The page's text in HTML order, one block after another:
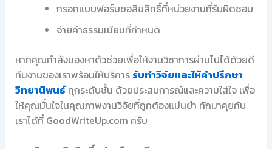
กรอกแบบฟอร์มขอลิขสิทธิ์ที่หน่วยงานที่รับผิดชอบ
จ่ายค่าธรรมเนียมที่กำหนด
หากคุณกำลังมองหาตัวช่วยเพื่อให้งานวิชาการผ่านไปได้ด้วยดี
ทีมงานของเราพร้อมให้บริการ รับทำวิจัยและให้คำปรึกษา
วิทยานิพนธ์ทุกระดับชั้น ด้วยประสบการณ์และความใส่ใจ เพื่อ
ให้คุณมั่นใจในคุณภาพงานวิจัยที่ถูกต้องแม่นยำ ทักมาคุยกับ
เราได้ที่ GoodWriteUp.com ครับ